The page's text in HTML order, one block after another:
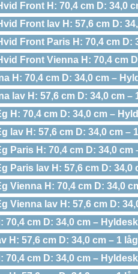
Front H: 70,4 cm D: 34,0
Front lav H: 57,6 cm D:
Front Paris H: 70,4 cm
Front Vienna H: 70,4 cm
H: 70,4 cm D: 34,0 cm –
lav H: 57,6 cm D: 34,0 cm
H: 70,4 cm D: 34,0 cm –
lav H: 57,6 cm D: 34,0 cm
Paris H: 70,4 cm D: 34,0
Paris lav H: 57,6 cm D:
Vienna H: 70,4 cm D: 34,0
Vienna lav H: 57,6 cm D:
70,4 cm D: 34,0 cm –
H: 57,6 cm D: 34,0 cm – 1
70,4 cm D: 34,0 cm –